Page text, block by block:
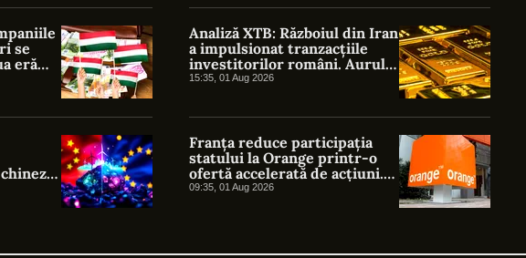
se
eră
Analiză XTB: Războiul din Iran
a impulsionat tranzacțiile
investitorilor români. Aurul,
petrolul și indicii americani
15:35, 01 Aug 2026
Franța reduce participația
statului la Orange printr-o
ofertă accelerată de acțiuni.
Tranzacția este estimată la 1,1
09:35, 01 Aug 2026